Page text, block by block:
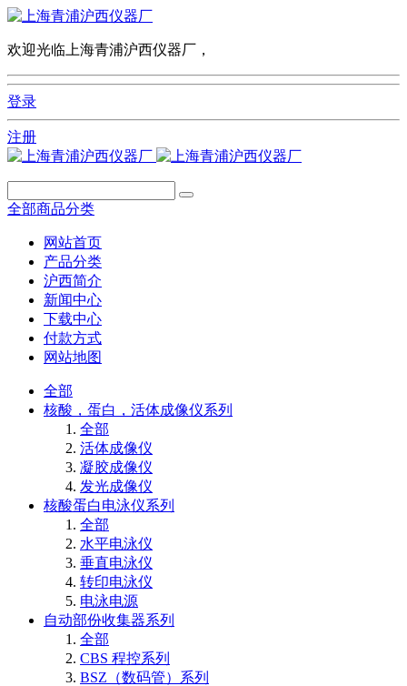
欢迎光临上海青浦沪西仪器厂，
登录
注册
全部商品分类
网站首页
产品分类
沪西简介
新闻中心
下载中心
付款方式
网站地图
全部
核酸，蛋白，活体成像仪系列
全部
活体成像仪
凝胶成像仪
发光成像仪
核酸蛋白电泳仪系列
全部
水平电泳仪
垂直电泳仪
转印电泳仪
电泳电源
自动部份收集器系列
全部
CBS 程控系列
BSZ（数码管）系列